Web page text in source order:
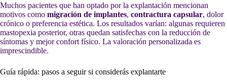
Muchos pacientes que han optado por la explantación mencionan
motivos como migración de implantes, contractura capsular, dolor
crónico o preferencia estética. Los resultados varían: algunas requieren
mastopexia posterior, otras quedan satisfechas con la reducción de
síntomas y mejor confort físico. La valoración personalizada es
imprescindible.
Guía rápida: pasos a seguir si considerás explantarte